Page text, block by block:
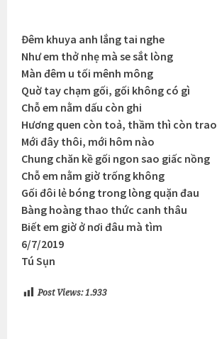
Đêm khuya anh lắng tai nghe
Như em thở nhẹ mà se sắt lòng
Màn đêm u tối mênh mông
Quờ tay chạm gối, gối không có gì
Chỗ em nằm dấu còn ghi
Hương quen còn toả, thầm thì còn trao
Mới đây thôi, mới hôm nào
Chung chăn kề gối ngon sao giấc nồng
Chỗ em nằm giờ trống không
Gối đôi lẻ bóng trong lòng quặn đau
Bàng hoàng thao thức canh thâu
Biết em giờ ở nơi đâu mà tìm
6/7/2019
Tú Sụn
Post Views: 1.933